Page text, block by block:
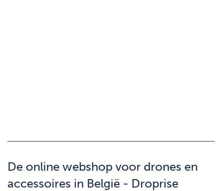
De online webshop voor drones en
accessoires in België - Droprise